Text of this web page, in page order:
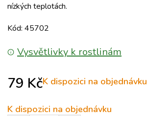
nízkých teplotách.
Kód: 45702
Vysvětlivky k rostlinám
79 KčK dispozici na objednávku
K dispozici na objednávku